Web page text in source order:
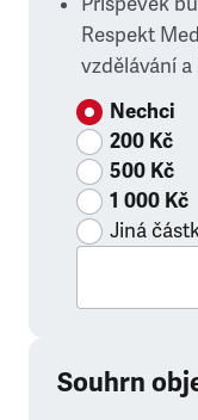
Respekt
vzdělávání a
Nechci
200 Kč
500 Kč
1 000 Kč
Jiná
Souhrn